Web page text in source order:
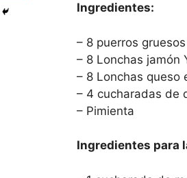
Ingredientes:
– 8 puerros
– 8 Lonchas jamón
– 8 Lonchas queso
– 4 cucharadas de
– Pimienta
Ingredientes para